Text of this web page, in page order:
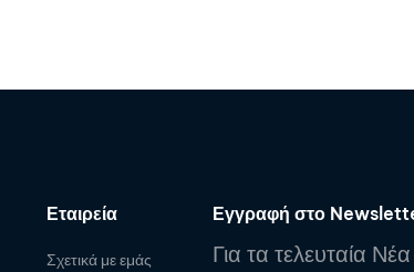
Εταιρεία
Σχετικά με εμάς
Εγγραφή στο
Για τα τελευταία